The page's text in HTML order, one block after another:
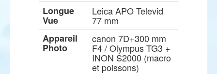
Longue
Vue
Leica APO Televid
77 mm
Appareil
Photo
canon 7D+300 mm
F4 / Olympus TG3 +
INON S2000 (macro
et poissons)